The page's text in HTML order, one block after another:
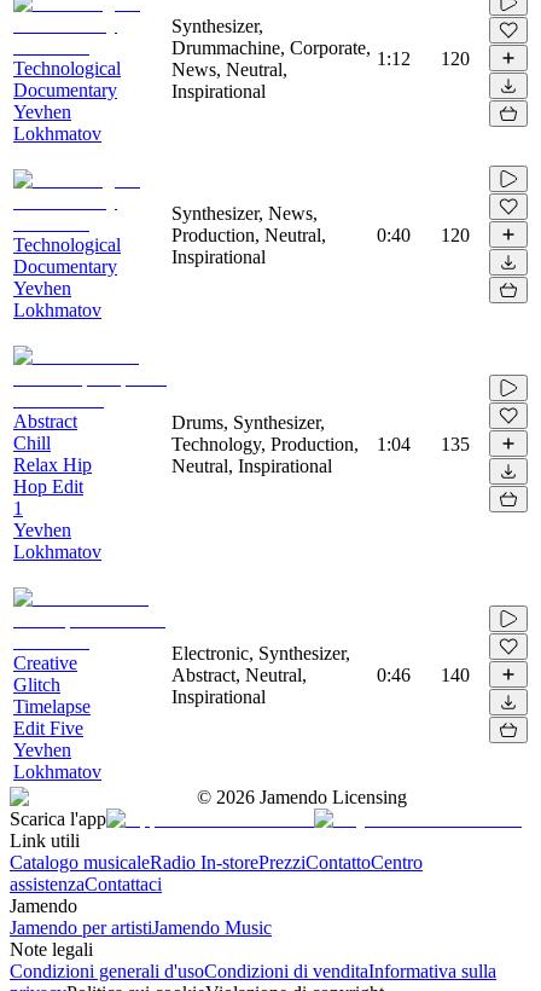
Technological
Documentary
Yevhen
Lokhmatov
Synthesizer,
Drummachine, Corporate,
News, Neutral,
Inspirational
1:12 120
Technological
Documentary
Yevhen
Lokhmatov
Synthesizer, News,
Production, Neutral,
Inspirational
0:40 120
Abstract
Chill
Relax Hip
Hop Edit
1
Yevhen
Lokhmatov
Drums, Synthesizer,
Technology, Production,
Neutral, Inspirational
1:04 135
Creative
Glitch
Timelapse
Edit Five
Yevhen
Lokhmatov
Electronic, Synthesizer,
Abstract, Neutral,
Inspirational
0:46 140
© 2026 Jamendo Licensing
Scarica l'app
Link utili
Catalogo musicaleRadio In-storePrezziContattoCentro
assistenzaContattaci
Jamendo
Jamendo per artistiJamendo Music
Note legali
Condizioni generali d'usoCondizioni di venditaInformativa sulla